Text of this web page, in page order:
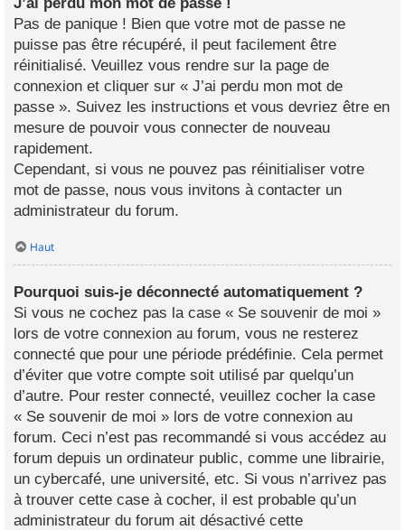
J’ai perdu mon mot de passe !
Pas de panique ! Bien que votre mot de passe ne
puisse pas être récupéré, il peut facilement être
réinitialisé. Veuillez vous rendre sur la page de
connexion et cliquer sur « J’ai perdu mon mot de
passe ». Suivez les instructions et vous devriez être en
mesure de pouvoir vous connecter de nouveau
rapidement.
Cependant, si vous ne pouvez pas réinitialiser votre
mot de passe, nous vous invitons à contacter un
administrateur du forum.
Haut
Pourquoi suis-je déconnecté automatiquement ?
Si vous ne cochez pas la case « Se souvenir de moi »
lors de votre connexion au forum, vous ne resterez
connecté que pour une période prédéfinie. Cela permet
d’éviter que votre compte soit utilisé par quelqu’un
d’autre. Pour rester connecté, veuillez cocher la case
« Se souvenir de moi » lors de votre connexion au
forum. Ceci n’est pas recommandé si vous accédez au
forum depuis un ordinateur public, comme une librairie,
un cybercafé, une université, etc. Si vous n’arrivez pas
à trouver cette case à cocher, il est probable qu’un
administrateur du forum ait désactivé cette